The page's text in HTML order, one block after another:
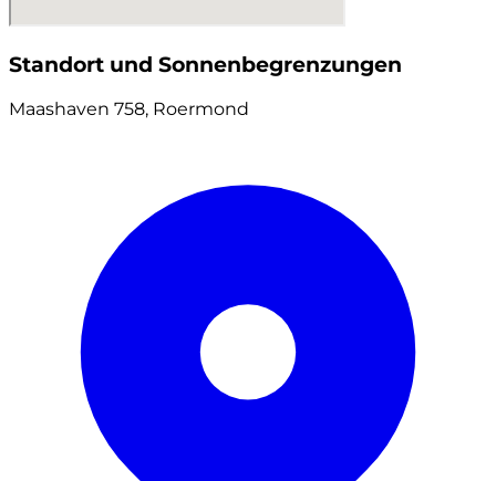
Standort und Sonnenbegrenzungen
Maashaven 758, Roermond